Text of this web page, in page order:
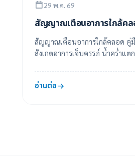
29 พ.ค. 69
สัญญาณเตือนอาการใกล้ค
สัญญาณเตือนอาการใกล้คลอด คู่
สังเกตอาการเจ็บครรภ์ น้ำคร่ำแต
อ่านต่อ